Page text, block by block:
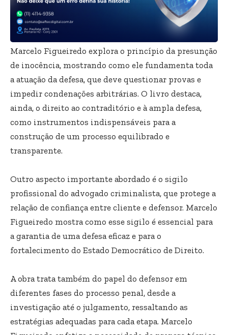
Marcelo Figueiredo explora o princípio da presunção
de inocência, mostrando como ele fundamenta toda
a atuação da defesa, que deve questionar provas e
impedir condenações arbitrárias. O livro destaca,
ainda, o direito ao contraditório e à ampla defesa,
como instrumentos indispensáveis para a
construção de um processo equilibrado e
transparente.
Outro aspecto importante abordado é o sigilo
profissional do advogado criminalista, que protege a
relação de confiança entre cliente e defensor. Marcelo
Figueiredo mostra como esse sigilo é essencial para
a garantia de uma defesa eficaz e para o
fortalecimento do Estado Democrático de Direito.
A obra trata também do papel do defensor em
diferentes fases do processo penal, desde a
investigação até o julgamento, ressaltando as
estratégias adequadas para cada etapa. Marcelo